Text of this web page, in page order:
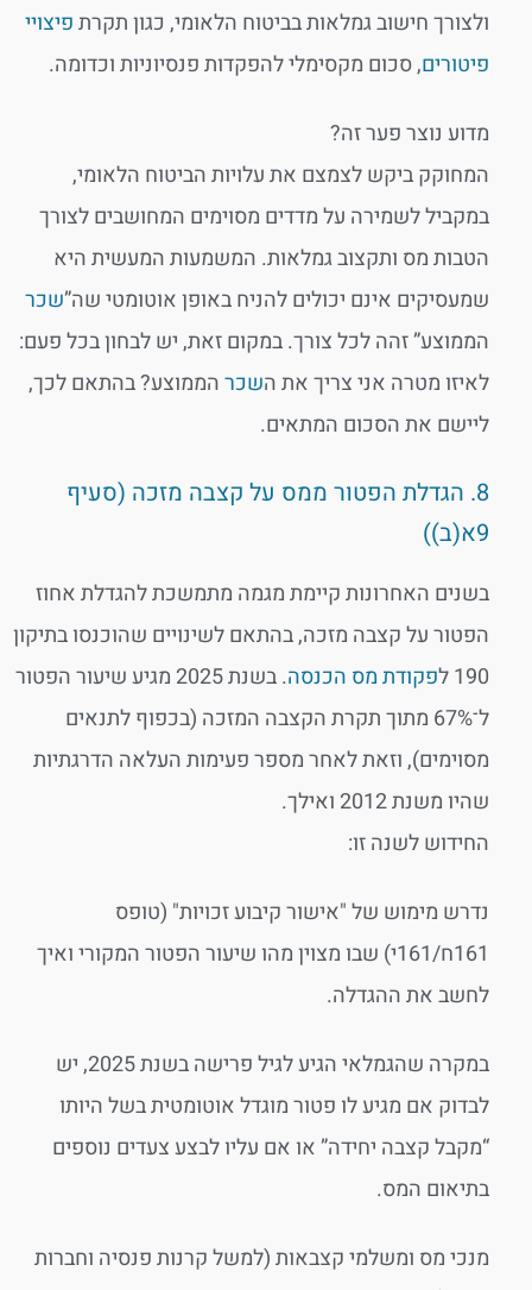
ולצורך חישוב גמלאות בביטוח הלאומי, כגון תקרתפיצויי
פיטורים, סכום מקסימלי להפקדות פנסיוניות וכדומה.
מדוע נוצר פער זה?
המחוקק ביקש לצמצם את עלויות הביטוח הלאומי,
במקביל לשמירה על מדדים מסוימים המחושבים לצורך
הטבות מס ותקצוב גמלאות. המשמעות המעשית היא
שמעסיקים אינם יכולים להניח באופן אוטומטי שה”שכר
הממוצע” זהה לכל צורך. במקום זאת, יש לבחון בכל פעם:
לאיזו מטרה אני צריך את השכרהממוצע? בהתאם לכך,
ליישם את הסכום המתאים.
8. הגדלת הפטור ממס על קצבה מזכה (סעיף
9א(ב))
בשנים האחרונות קיימת מגמה מתמשכת להגדלת אחוז
הפטור על קצבה מזכה, בהתאם לשינויים שהוכנסו בתיקון
190 ל
פקודת מס הכנסה
. בשנת 2025 מגיע שיעור הפטור
ל־67% מתוך תקרת הקצבה המזכה (בכפוף לתנאים
מסוימים), וזאת לאחר מספר פעימות העלאה הדרגתיות
שהיו משנת 2012 ואילך.
החידוש לשנה זו:
נדרש מימוש של "אישור קיבוע זכויות" (טופס
161ח/161י) שבו מצוין מהו שיעור הפטור המקורי ואיך
לחשב את ההגדלה.
במקרה שהגמלאי הגיע לגיל פרישה בשנת 2025, יש
לבדוק אם מגיע לו פטור מוגדל אוטומטית בשל היותו
“מקבל קצבה יחידה” או אם עליו לבצע צעדים נוספים
בתיאום המס.
מנכי מס ומשלמי קצבאות (למשל קרנות פנסיה וחברות